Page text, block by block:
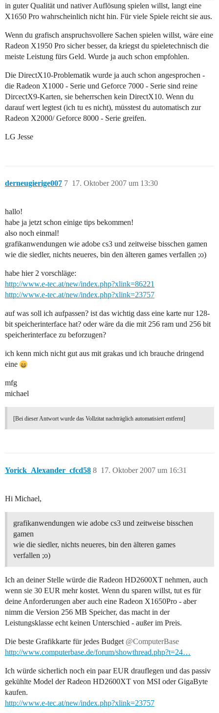
in guter Qualität und nativer Auflösung spielen willst, langt eine
X1650 Pro wahrscheinlich nicht hin. Für viele Spiele reicht sie aus.
Wenn du grafisch anspruchsvollere Sachen spielen willst, wäre eine
Radeon X1950 Pro sicher besser, da kriegst du spieletechnisch die
meiste Leistung fürs Geld. Wurde ja auch schon empfohlen.
Die DirectX10-Problematik wurde ja auch schon angesprochen -
die Radeon X1000 - Serie und Geforce 7000 - Serie sind reine
DircectX9-Karten, sie beherrschen kein DirectX10. Wenn du
darauf wert legtest (ich tu es nicht), müsstest du automatisch zur
Radeon X2000/ Geforce 8000 - Serie greifen.
LG Jesse
derneugierige007 17. Oktober 2007 um 13:30
7
hallo!
habe ja jetzt schon einige tips bekommen!
also noch einmal!
grafikanwendungen wie adobe cs3 und zeitweise bisschen gamen
wie die siedler, nichts neueres, bin den älteren games verfallen ;o)
habe hier 2 vorschläge:
http://www.e-tec.at/new/index.php?xlink=86221
http://www.e-tec.at/new/index.php?xlink=23757
auf was soll ich aufpassen? ist das wichtig dass eine karte nur 128-
bit speicherinterface hat? oder wäre da die mit 256 ram und 256 bit
speicherinterface zu beforzugen?
ich kenn mich nicht gut aus mit grakas und ich brauche dringend
eine
mfg
michael
[Bei dieser Antwort wurde das Vollzitat nachträglich automatisiert entfernt]
Yorick_Alexander_cfcd58 17. Oktober 2007 um 16:31
8
Hi Michael,
grafikanwendungen wie adobe cs3 und zeitweise bisschen
gamen
wie die siedler, nichts neueres, bin den älteren games
verfallen ;o)
Ich an deiner Stelle würde die Radeon HD2600XT nehmen, auch
wenn sie 30 EUR mehr kostet. Wenn du sparen willst, tut es für
deine Anforderungen aber auch eine Radeon X1650Pro - aber
nimm die Version 256 MB Speicher, das macht in der
Leistungsklasse echt keinen Unterschied - außer im Preis.
Die beste Grafikkarte für jedes Budget @ComputerBase
http://www.computerbase.de/forum/showthread.php?t=24…
Ich würde sicherlich noch ein paar EUR drauflegen und das passiv
gekühlte Model der Radeon HD2600XT von MSI oder GigaByte
kaufen.
http://www.e-tec.at/new/index.php?xlink=23757